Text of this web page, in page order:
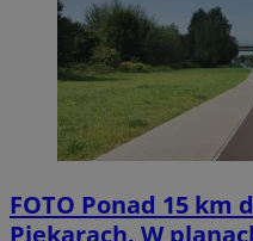
FOTO Ponad 15 km